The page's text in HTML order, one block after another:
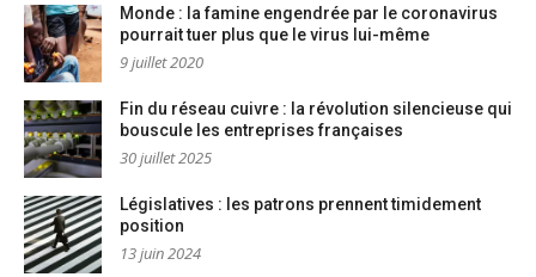
Monde : la famine engendrée par le coronavirus
pourrait tuer plus que le virus lui-même
9 juillet 2020
Fin du réseau cuivre : la révolution silencieuse qui
bouscule les entreprises françaises
30 juillet 2025
Législatives : les patrons prennent timidement
position
13 juin 2024